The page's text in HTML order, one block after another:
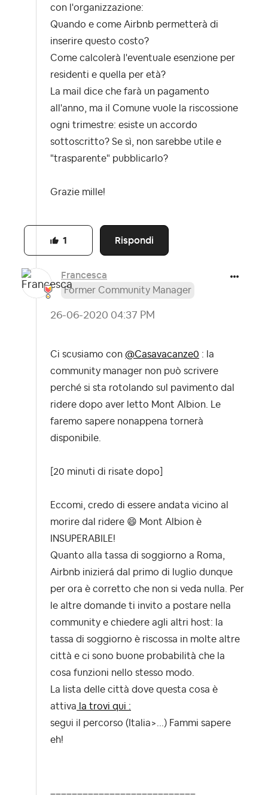
con l'organizzazione:
Quando e come Airbnb permetterà di
inserire questo costo?
Come calcolerà l'eventuale esenzione per
residenti e quella per età?
La mail dice che farà un pagamento
all'anno, ma il Comune vuole la riscossione
ogni trimestre: esiste un accordo
sottoscritto? Se sì, non sarebbe utile e
"trasparente" pubblicarlo?
Grazie mille!
Rispondi
1
Francesca
Former Community Manager
‎26-06-2020 04:37 PM
Ci scusiamo con @Casavacanze0 : la
community manager non può scrivere
perché si sta rotolando sul pavimento dal
ridere dopo aver letto Mont Albion. Le
faremo sapere nonappena tornerà
disponibile.
[20 minuti di risate dopo]
Eccomi, credo di essere andata vicino al
morire dal ridere 😄 Mont Albion è
INSUPERABILE!
Quanto alla tassa di soggiorno a Roma,
Airbnb inizierá dal primo di luglio dunque
per ora è corretto che non si veda nulla. Per
le altre domande ti invito a postare nella
community e chiedere agli altri host: la
tassa di soggiorno è riscossa in molte altre
città e ci sono buone probabilità che la
cosa funzioni nello stesso modo.
La lista delle città dove questa cosa è
attiva la trovi qui :
segui il percorso (Italia>...) Fammi sapere
eh!